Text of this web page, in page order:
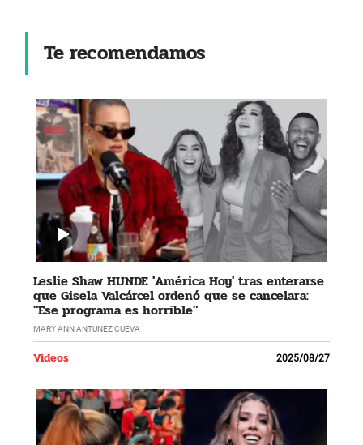
Te recomendamos
Leslie Shaw HUNDE 'América Hoy' tras enterarse
que Gisela Valcárcel ordenó que se cancelara:
"Ese programa es horrible"
MARY ANN ANTUNEZ CUEVA
Videos 2025/08/27